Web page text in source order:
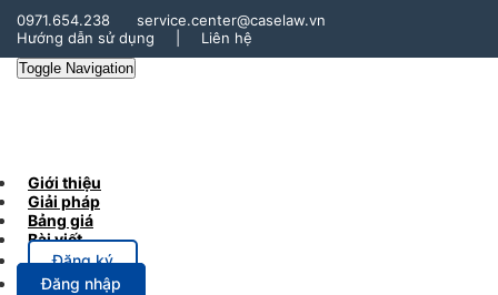
0971.654.238
service.center@caselaw.vn
Hướng dẫn sử dụng
Liên hệ
Toggle Navigation
Giới thiệu
Giải pháp
Bảng giá
Bài viết
Đăng ký
Đăng nhập